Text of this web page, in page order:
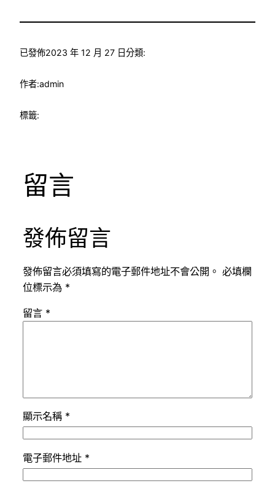
已發佈2023 年 12 月 27 日分類:
作者:admin
標籤:
留言
發佈留言
發佈留言必須填寫的電子郵件地址不會公開。 必填欄
位標示為 *
留言 *
顯示名稱 *
電子郵件地址 *